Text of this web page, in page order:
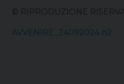
© RIPRODUZIONE
AVVENIRE_24092024 n2